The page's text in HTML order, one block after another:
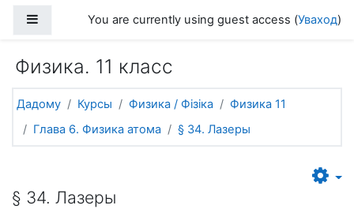
Side panelYou are currently using guest access (Уваход)
Физика. 11 класс
Дадому Курсы Физика / Фізіка
Физика 11
Глава 6. Физика атома
§ 34. Лазеры
§ 34. Лазеры